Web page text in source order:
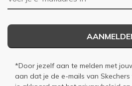
*Door jezelf aan te melden met
aan dat je de e-mails van